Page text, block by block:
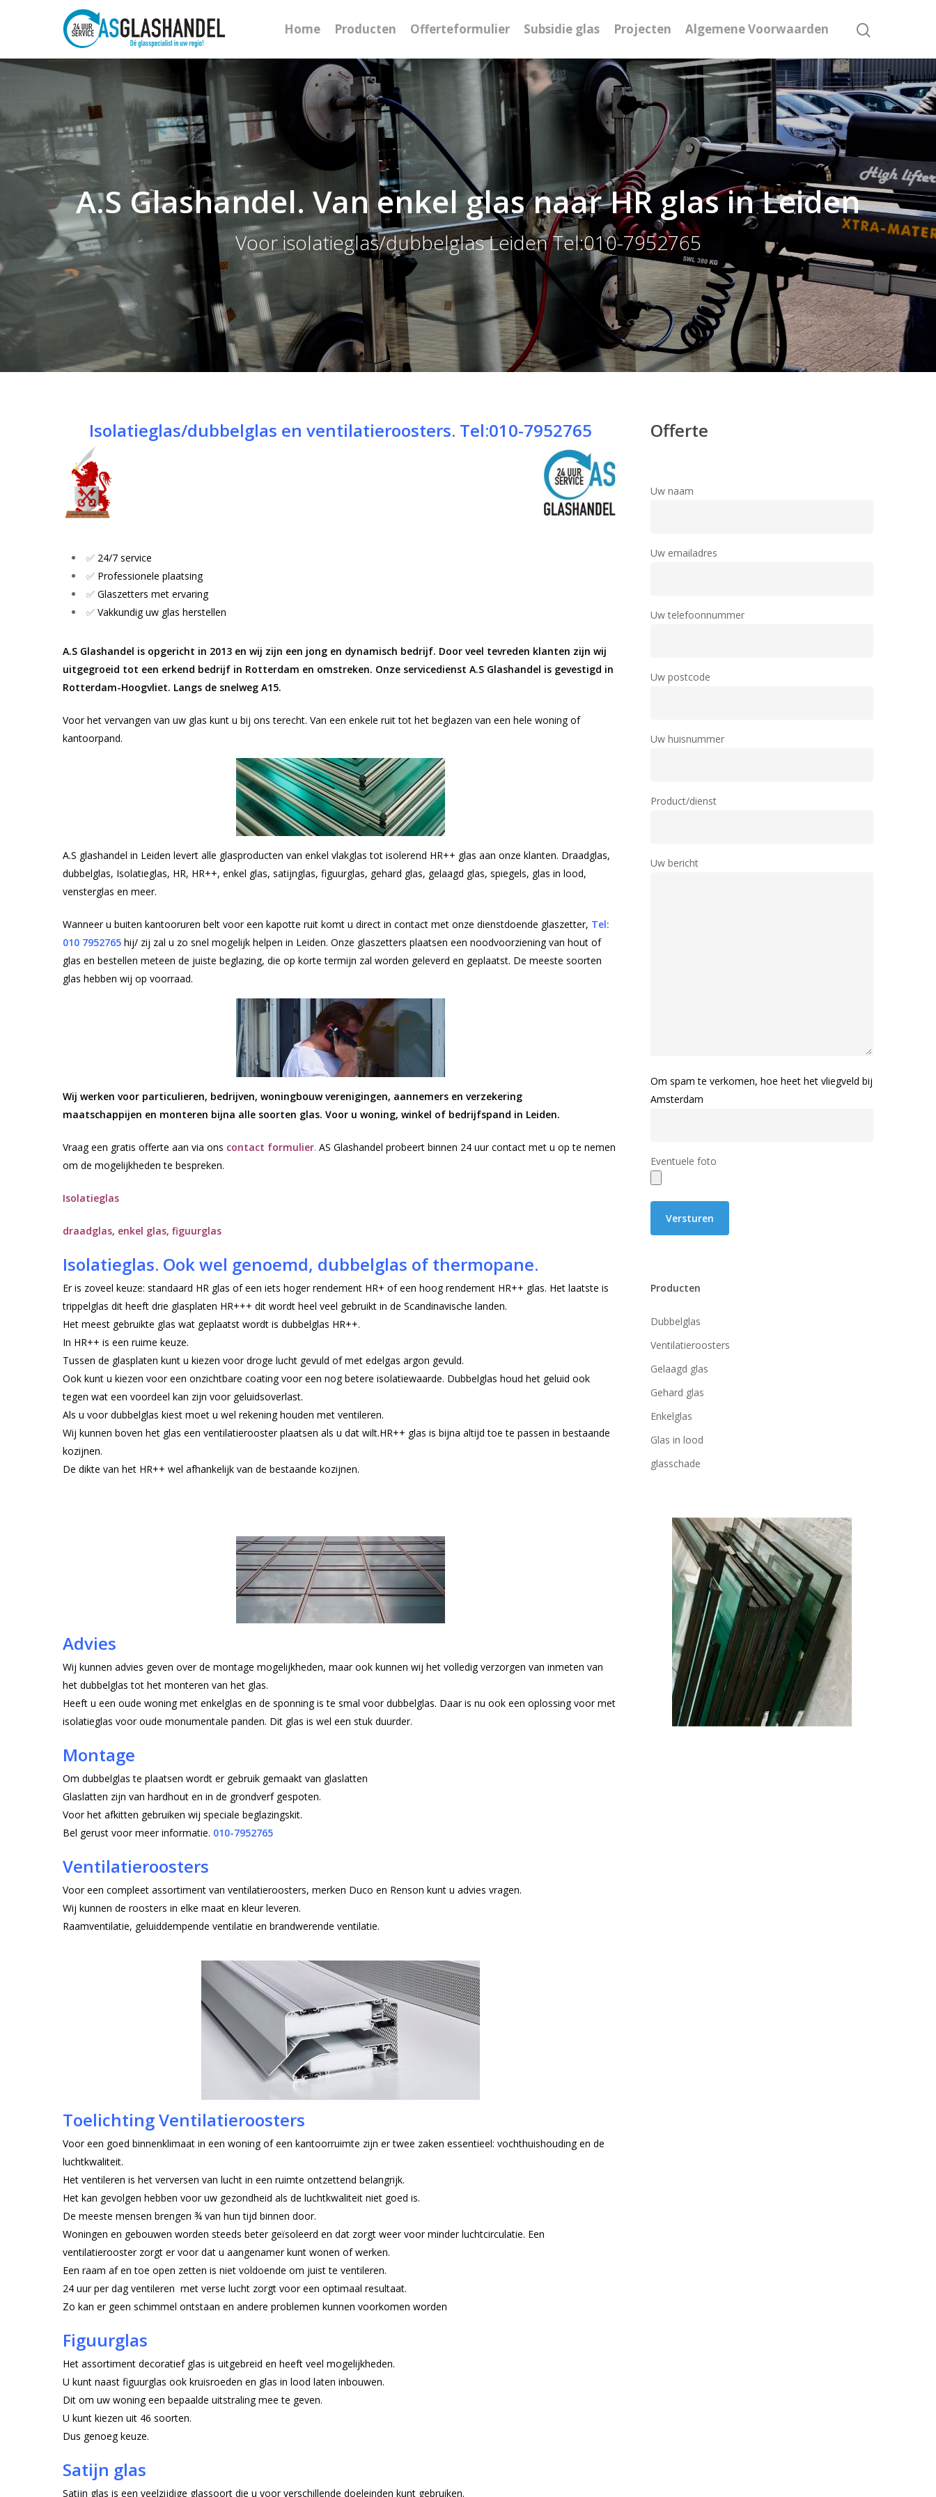
Hit enter to search or ESC to close
Home Producten Offerteformulier Subsidie glas Projecten Algemene Voorwaarden
A.S Glashandel. Van enkel glas naar HR glas in Leiden
Voor isolatieglas/dubbelglas Leiden Tel:010-7952765
Isolatieglas/dubbelglas en ventilatieroosters. Tel:010-7952765
✅ 24/7 service
✅ Professionele plaatsing
✅ Glaszetters met ervaring
✅ Vakkundig uw glas herstellen
A.S Glashandel is opgericht in 2013 en wij zijn een jong en dynamisch bedrijf. Door veel tevreden klanten zijn wij
uitgegroeid tot een erkend bedrijf in Rotterdam en omstreken. Onze servicedienst A.S Glashandel is gevestigd in
Rotterdam-Hoogvliet. Langs de snelweg A15.
Voor het vervangen van uw glas kunt u bij ons terecht. Van een enkele ruit tot het beglazen van een hele woning of
kantoorpand.
A.S glashandel in Leiden levert alle glasproducten van enkel vlakglas tot isolerend HR++ glas aan onze klanten. Draadglas,
dubbelglas, Isolatieglas, HR, HR++, enkel glas, satijnglas, figuurglas, gehard glas, gelaagd glas, spiegels, glas in lood,
vensterglas en meer.
Wanneer u buiten kantooruren belt voor een kapotte ruit komt u direct in contact met onze dienstdoende glaszetter, Tel:
010 7952765 hij/ zij zal u zo snel mogelijk helpen in Leiden. Onze glaszetters plaatsen een noodvoorziening van hout of
glas en bestellen meteen de juiste beglazing, die op korte termijn zal worden geleverd en geplaatst. De meeste soorten
glas hebben wij op voorraad.
Wij werken voor particulieren, bedrijven, woningbouw verenigingen, aannemers en verzekering
maatschappijen en monteren bijna alle soorten glas. Voor u woning, winkel of bedrijfspand in Leiden.
Vraag een gratis offerte aan via ons contact formulier. AS Glashandel probeert binnen 24 uur contact met u op te nemen
om de mogelijkheden te bespreken.
Isolatieglas
draadglas, enkel glas, figuurglas
Isolatieglas. Ook wel genoemd, dubbelglas of thermopane.
Er is zoveel keuze: standaard HR glas of een iets hoger rendement HR+ of een hoog rendement HR++ glas. Het laatste is
trippelglas dit heeft drie glasplaten HR+++ dit wordt heel veel gebruikt in de Scandinavische landen.
Het meest gebruikte glas wat geplaatst wordt is dubbelglas HR++.
In HR++ is een ruime keuze.
Tussen de glasplaten kunt u kiezen voor droge lucht gevuld of met edelgas argon gevuld.
Ook kunt u kiezen voor een onzichtbare coating voor een nog betere isolatiewaarde. Dubbelglas houd het geluid ook
tegen wat een voordeel kan zijn voor geluidsoverlast.
Als u voor dubbelglas kiest moet u wel rekening houden met ventileren.
Wij kunnen boven het glas een ventilatierooster plaatsen als u dat wilt.HR++ glas is bijna altijd toe te passen in bestaande
kozijnen.
De dikte van het HR++ wel afhankelijk van de bestaande kozijnen.
Advies
Wij kunnen advies geven over de montage mogelijkheden, maar ook kunnen wij het volledig verzorgen van inmeten van
het dubbelglas tot het monteren van het glas.
Heeft u een oude woning met enkelglas en de sponning is te smal voor dubbelglas. Daar is nu ook een oplossing voor met
isolatieglas voor oude monumentale panden. Dit glas is wel een stuk duurder.
Montage
Om dubbelglas te plaatsen wordt er gebruik gemaakt van glaslatten
Glaslatten zijn van hardhout en in de grondverf gespoten.
Voor het afkitten gebruiken wij speciale beglazingskit.
Bel gerust voor meer informatie. 010-7952765
Ventilatieroosters
Voor een compleet assortiment van ventilatieroosters, merken Duco en Renson kunt u advies vragen.
Wij kunnen de roosters in elke maat en kleur leveren.
Raamventilatie, geluiddempende ventilatie en brandwerende ventilatie.
Toelichting Ventilatieroosters
Voor een goed binnenklimaat in een woning of een kantoorruimte zijn er twee zaken essentieel: vochthuishouding en de
luchtkwaliteit.
Het ventileren is het verversen van lucht in een ruimte ontzettend belangrijk.
Het kan gevolgen hebben voor uw gezondheid als de luchtkwaliteit niet goed is.
De meeste mensen brengen ¾ van hun tijd binnen door.
Woningen en gebouwen worden steeds beter geïsoleerd en dat zorgt weer voor minder luchtcirculatie. Een
ventilatierooster zorgt er voor dat u aangenamer kunt wonen of werken.
Een raam af en toe open zetten is niet voldoende om juist te ventileren.
24 uur per dag ventileren met verse lucht zorgt voor een optimaal resultaat.
Zo kan er geen schimmel ontstaan en andere problemen kunnen voorkomen worden
Figuurglas
Het assortiment decoratief glas is uitgebreid en heeft veel mogelijkheden.
U kunt naast figuurglas ook kruisroeden en glas in lood laten inbouwen.
Dit om uw woning een bepaalde uitstraling mee te geven.
U kunt kiezen uit 46 soorten.
Dus genoeg keuze.
Satijn glas
Satijn glas is een veelzijdige glassoort die u voor verschillende doeleinden kunt gebruiken.
Offerte
Uw naam
Uw emailadres
Uw telefoonnummer
Uw postcode
Uw huisnummer
Product/dienst
Uw bericht
Om spam te verkomen, hoe heet het vliegveld bij
Amsterdam
Eventuele foto
Producten
Dubbelglas
Ventilatieroosters
Gelaagd glas
Gehard glas
Enkelglas
Glas in lood
glasschade